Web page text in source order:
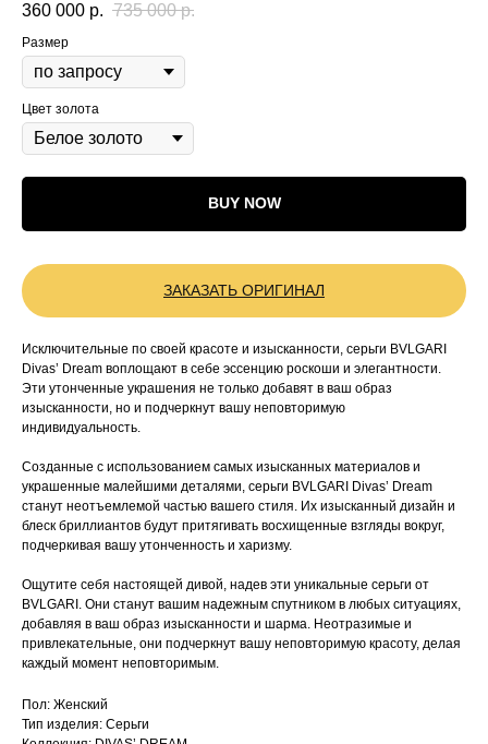
360 000 р. 735 000 р.
Размер
Цвет золота
BUY NOW
ЗАКАЗАТЬ ОРИГИНАЛ
Исключительные по своей красоте и изысканности, серьги BVLGARI
Divas’ Dream воплощают в себе эссенцию роскоши и элегантности.
Эти утонченные украшения не только добавят в ваш образ
изысканности, но и подчеркнут вашу неповторимую
индивидуальность.
Созданные с использованием самых изысканных материалов и
украшенные малейшими деталями, серьги BVLGARI Divas’ Dream
станут неотъемлемой частью вашего стиля. Их изысканный дизайн и
блеск бриллиантов будут притягивать восхищенные взгляды вокруг,
подчеркивая вашу утонченность и харизму.
Ощутите себя настоящей дивой, надев эти уникальные серьги от
BVLGARI. Они станут вашим надежным спутником в любых ситуациях,
добавляя в ваш образ изысканности и шарма. Неотразимые и
привлекательные, они подчеркнут вашу неповторимую красоту, делая
каждый момент неповторимым.
Пол: Женский
Тип изделия: Серьги